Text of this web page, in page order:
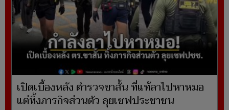
เปิดเบื้องหลัง ตำรวจขาสั้น ที่แท้ลาไปหาหมอ
แต่ทิ้งภารกิจส่วนตัว ลุยเซฟประชาชน